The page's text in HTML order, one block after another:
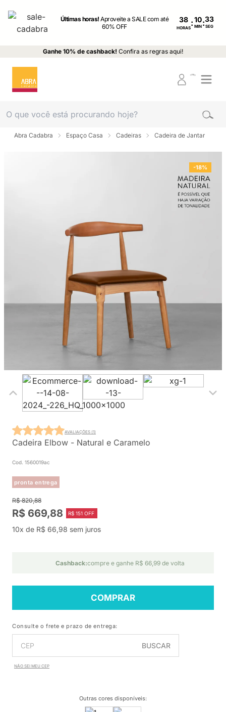
Últimas horas!Aproveite a SALE com até
60% OFF
38
HORAS: MIN : SEG
Ganhe 10% de cashback! Confira as regras aqui!
Abra Cadabra Espaço Casa Cadeiras Cadeira de Jantar
-18%
Cadeira Elbow - Natural e Caramelo
Cod. 1560019ac
pronta entrega
AVALIAÇÕES (1)
R$ 820,88
R$ 669,88 R$ 151 OFF
10x de R$ 66,98 sem juros
Cashback:compre e ganhe R$ 66,99 de volta
COMPRAR
Consulte o frete e prazo de entrega:
BUSCAR
NÃO SEI MEU CEP
Outras cores disponíveis: